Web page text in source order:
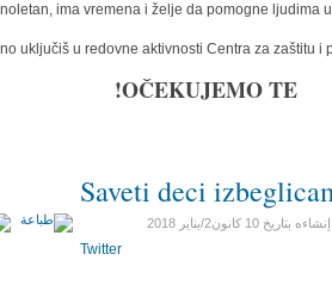
ima vremena i želje da pomogne
uključiš u redovne aktivnosti Centra za zaštitu i
OČEKUJEMO TE!
Saveti deci
بتاريخ10 كانون2/يناير 2018
Twitter